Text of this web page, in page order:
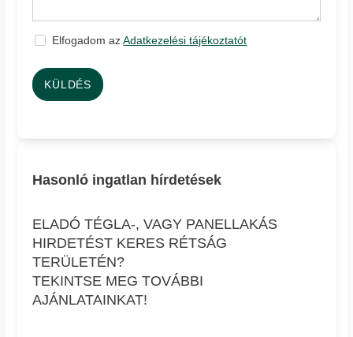
Elfogadom azAdatkezelési tájékoztatót
KÜLDÉS
Hasonló ingatlan hírdetések
ELADÓ TÉGLA-, VAGY PANELLAKÁS
HIRDETÉST KERES RÉTSÁG
TERÜLETÉN?
TEKINTSE MEG TOVÁBBI
AJÁNLATAINKAT!